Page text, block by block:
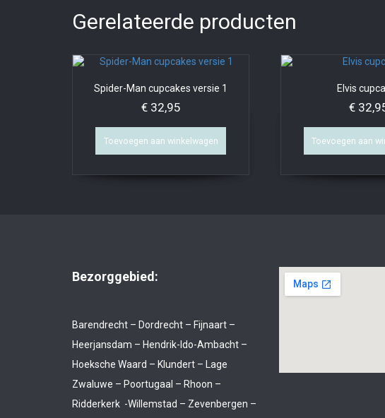
Gerelateerde producten
Spider-Man cupcakes versie 1
€32,95
Toevoegen aan winkelwagen
Elvis
€
Toevoegen aan
Bezorggebied:
Barendrecht – Dordrecht – Fijnaart –
Heerjansdam – Hendrik-Ido-Ambacht –
Hoeksche Waard – Klundert – Lage
Zwaluwe – Poortugaal – Rhoon –
Ridderkerk -Willemstad – Zevenbergen –